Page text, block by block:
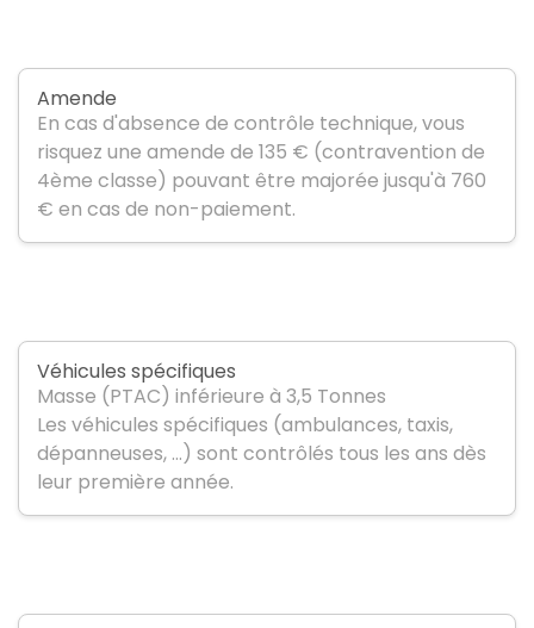
Amende
En cas d'absence de contrôle technique, vous
risquez une amende de 135 € (contravention de
4ème classe) pouvant être majorée jusqu'à 760
€ en cas de non-paiement.
Véhicules spécifiques
Masse (PTAC) inférieure à 3,5 Tonnes
Les véhicules spécifiques (ambulances, taxis,
dépanneuses, …) sont contrôlés tous les ans dès
leur première année.